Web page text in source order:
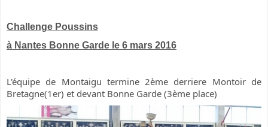
Challenge Poussins
à Nantes Bonne Garde le 6 mars 2016
L'équipe de Montaigu termine 2ème derriere Montoir de
Bretagne(1er) et devant Bonne Garde (3ème place)